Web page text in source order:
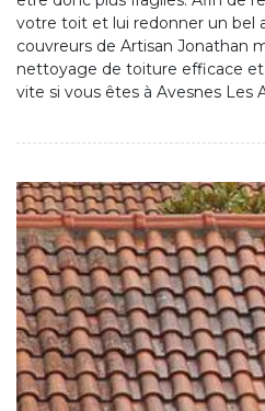
votre toit et lui redonner un bel
couvreurs de Artisan Jonathan
nettoyage de toiture efficace
vite si vous êtes à Avesnes Les